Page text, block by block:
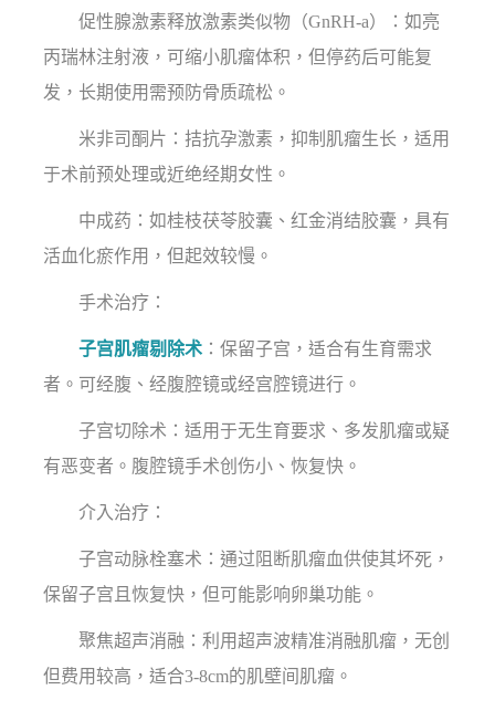
促性腺激素释放激素类似物（GnRH-a）：如亮
丙瑞林注射液，可缩小肌瘤体积，但停药后可能复
发，长期使用需预防骨质疏松。
米非司酮片：拮抗孕激素，抑制肌瘤生长，适用
于术前预处理或近绝经期女性。
中成药：如桂枝茯苓胶囊、红金消结胶囊，具有
活血化瘀作用，但起效较慢。
手术治疗：
子宫肌瘤剔除术 ：保留子宫，适合有生育需求
者。可经腹、经腹腔镜或经宫腔镜进行。
子宫切除术：适用于无生育要求、多发肌瘤或疑
有恶变者。腹腔镜手术创伤小、恢复快。
介入治疗：
子宫动脉栓塞术：通过阻断肌瘤血供使其坏死，
保留子宫且恢复快，但可能影响卵巢功能。
聚焦超声消融：利用超声波精准消融肌瘤，无创
但费用较高，适合3-8cm的肌壁间肌瘤。